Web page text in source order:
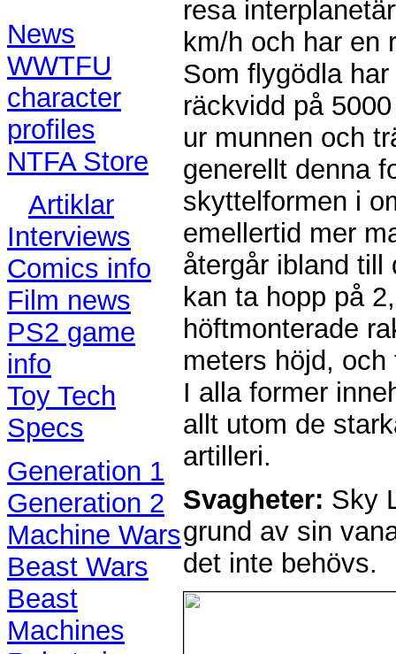
News
WWTFU
character
profiles
NTFA Store
Artiklar
Interviews
Comics info
Film news
PS2 game
info
Toy Tech
Specs
Generation 1
Generation 2
Machine Wars
Beast Wars
Beast
Machines
resa
km/h och har en
Som flygödla
räckvidd på
ur munnen och
generellt denna
skyttelformen i
emellertid mer
återgår ibland till
kan ta hopp på
höftmonterade
meters höjd,
I alla former
allt utom de
artilleri.
Svagheter: Sky
grund av sin
det inte behövs.